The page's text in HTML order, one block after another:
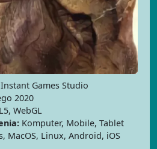
Instant Games Studio
2020
WebGL
Komputer, Mobile, Tablet
MacOS, Linux, Android, iOS